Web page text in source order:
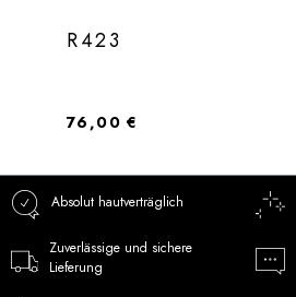
R423
Regulärer Preis:
76,00 €
Absolut hautverträglich
Zuverlässige und sichere
Lieferung